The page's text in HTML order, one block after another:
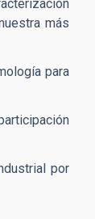
más
para
por